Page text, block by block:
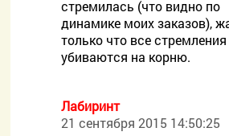
стремилась (что видно по
динамике моих заказов),
только что все стремления
убиваются на корню.
Лабиринт
21 сентября 2015 14:50:25